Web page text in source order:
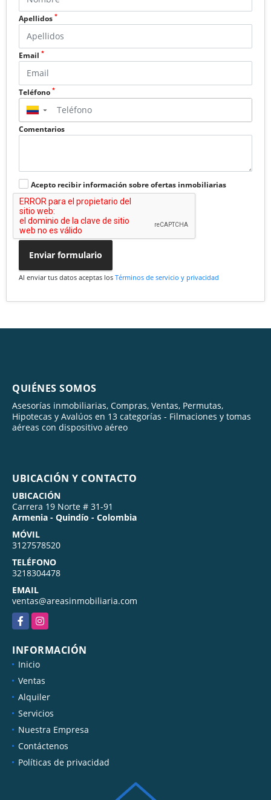
Apellidos *
Email *
Teléfono *
▼
Comentarios
Acepto recibir información sobre ofertas inmobiliarias
Enviar formulario
Al enviar tus datos aceptas los Términos de servicio y privacidad
QUIÉNES SOMOS
Asesorías inmobiliarias, Compras, Ventas, Permutas,
Hipotecas y Avalúos en 13 categorías - Filmaciones y tomas
aéreas con dispositivo aéreo
UBICACIÓN Y CONTACTO
UBICACIÓN
Carrera 19 Norte # 31-91
Armenia - Quindío - Colombia
MÓVIL
3127578520
TELÉFONO
3218304478
EMAIL
ventas@areasinmobiliaria.com
FacebookInstagram
INFORMACIÓN
Inicio
Ventas
Alquiler
Servicios
Nuestra Empresa
Contáctenos
Políticas de privacidad